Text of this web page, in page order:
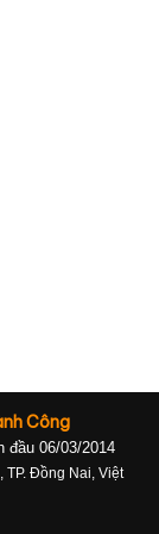
Công
đầu 06/03/2014
Đồng Nai, Việt